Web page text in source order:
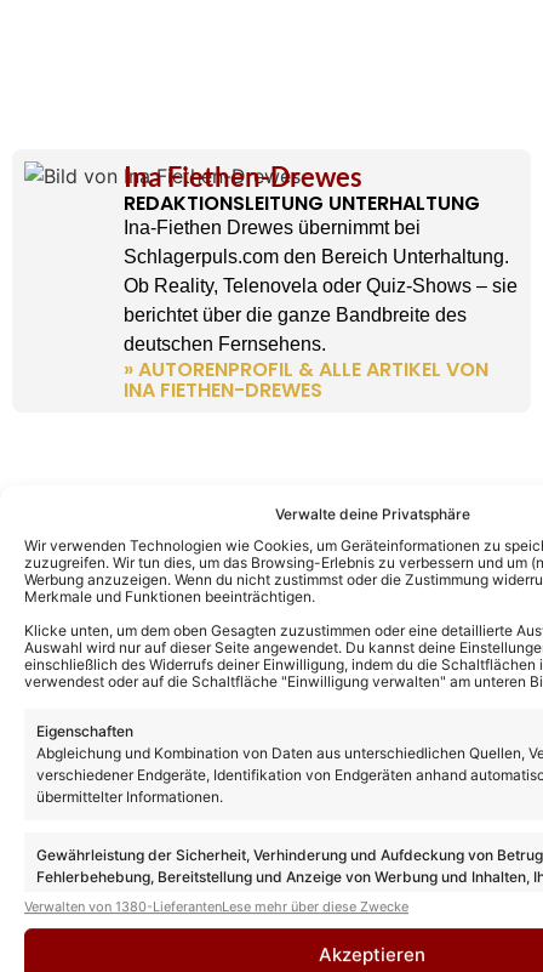
Verwalte deine Privatsphäre
Wir verwenden Technologien wie Cookies, um Geräteinformationen zu
zuzugreifen. Wir tun dies, um das Browsing-Erlebnis zu verbessern und um
Werbung anzuzeigen. Wenn du nicht zustimmst oder die Zustimmung
Merkmale und Funktionen beeinträchtigen.
Klicke unten, um dem oben Gesagten zuzustimmen oder eine detaillierte
Auswahl wird nur auf dieser Seite angewendet. Du kannst deine
einschließlich des Widerrufs deiner Einwilligung, indem du die
verwendest oder auf die Schaltfläche "Einwilligung verwalten" am unteren
Eigenschaften
Abgleichung und Kombination von Daten aus unterschiedlichen Quellen,
verschiedener Endgeräte, Identifikation von Endgeräten anhand
übermittelter Informationen.
Gewährleistung der Sicherheit, Verhinderung und Aufdeckung von
Fehlerbehebung, Bereitstellung und Anzeige von Werbung und Inhalten,
Entscheidungen zum Datenschutz speichern und übermitteln.
Verwalten von 1380-LieferantenLese mehr über diese Zwecke
Akzeptieren
Ina Fiethen-Drewes
REDAKTIONSLEITUNG UNTERHALTUNG
Ina-Fiethen Drewes übernimmt bei
Schlagerpuls.com den Bereich Unterhaltung.
Ob Reality, Telenovela oder Quiz-Shows – sie
berichtet über die ganze Bandbreite des
deutschen Fernsehens.
» AUTORENPROFIL & ALLE ARTIKEL VON
INA FIETHEN-DREWES